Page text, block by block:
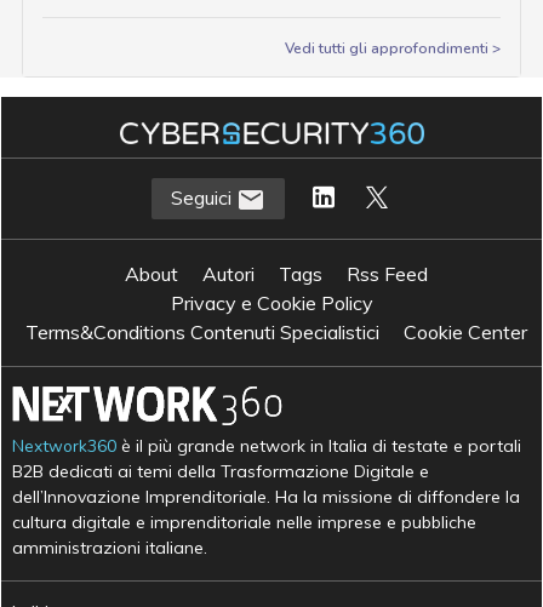
Vedi tutti gli approfondimenti >
Seguici
About Autori Tags
Rss Feed
Privacy e Cookie Policy
Terms&Conditions Contenuti Specialistici
Cookie Center
Nextwork360 è il più grande network in Italia di testate e portali
B2B dedicati ai temi della Trasformazione Digitale e
dell’Innovazione Imprenditoriale. Ha la missione di diffondere la
cultura digitale e imprenditoriale nelle imprese e pubbliche
amministrazioni italiane.